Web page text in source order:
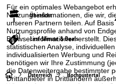
Für ein optimales Webangebot
Nutzungsinformationen, die wir,
unseren Partnern teilen. Auf
Nutzungsprofile anhand von
Browserinformationen erstellt.
statistischen Analyse,
individualisierten Werbung und
benötigen wir Ihre Zustimmung
die Datenweitergabe bestimmter
Drittanbieter in Drittländern
Übersicht
Last-Minute & Deals
S Österreich Hochpustertal